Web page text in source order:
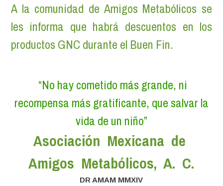
A la comunidad de Amigos Metabólicos se
les informa que habrá descuentos en los
productos GNC durante el Buen Fin.
“No hay cometido más grande, ni
recompensa más gratificante, que salvar la
vida de un niño”
Asociación Mexicana de
Amigos Metabólicos, A. C.
DR AMAM MMXIV